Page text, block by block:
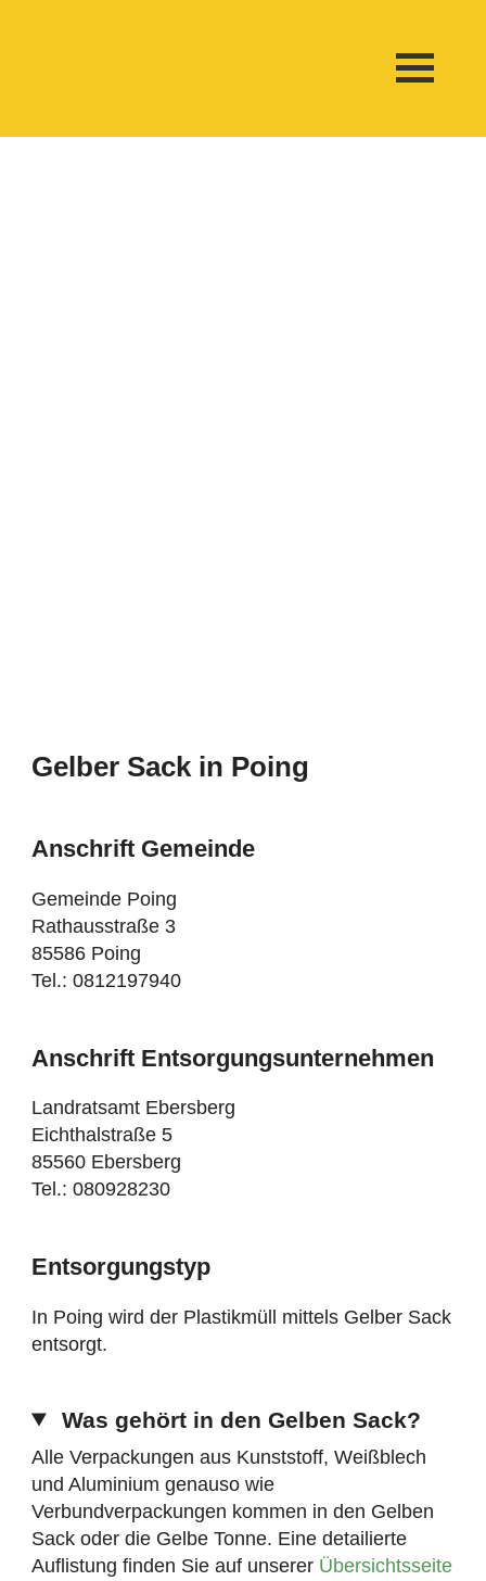
Gelber Sack in Poing
Anschrift Gemeinde
Gemeinde Poing
Rathausstraße 3
85586 Poing
Tel.: 0812197940
Anschrift Entsorgungsunternehmen
Landratsamt Ebersberg
Eichthalstraße 5
85560 Ebersberg
Tel.: 080928230
Entsorgungstyp
In Poing wird der Plastikmüll mittels Gelber Sack
entsorgt.
Was gehört in den Gelben Sack?
Alle Verpackungen aus Kunststoff, Weißblech
und Aluminium genauso wie
Verbundverpackungen kommen in den Gelben
Sack oder die Gelbe Tonne. Eine detailierte
Auflistung finden Sie auf unserer Übersichtsseite